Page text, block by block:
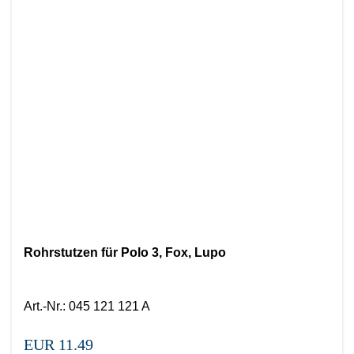
Rohrstutzen für Polo 3, Fox, Lupo
Art.-Nr.: 045 121 121 A
EUR 11.49